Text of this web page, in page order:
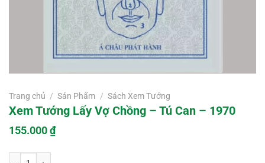
Trang chủ / Sản Phẩm / Sách Xem Tướng
Xem Tướng Lấy Vợ Chồng – Tú Can – 1970
155.000₫